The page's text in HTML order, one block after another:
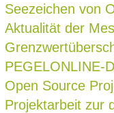
Seezeichen von
Aktualität der
PEGELONLINE-
Open Source
Projektarbeit zur